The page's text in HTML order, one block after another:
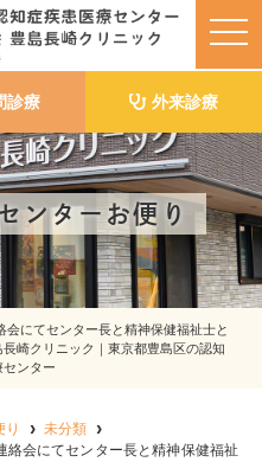
ンターお便り
にてセンター長と精神保健福祉士と
崎クリニック｜東京都豊島区の認知
ンター
t
o
n
a
v
i
g
a
t
i
o
n
診療 外来診療
り
未分類
会にてセンター長と精神保健福祉